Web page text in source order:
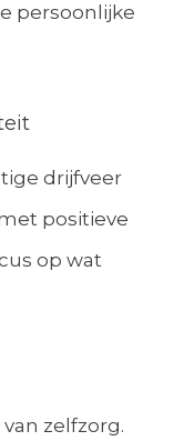
persoonlijke
drijfveer
positieve
op wat
zelfzorg.